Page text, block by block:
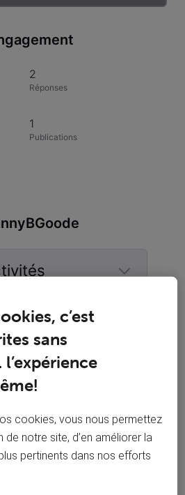
2
Réponses
1
Publications
le commentaire de
journée !
c’est
sans
cookies, vous nous permettez
de notre site, d’en améliorer la
pertinents dans nos efforts